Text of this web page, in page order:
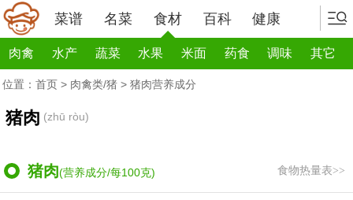
菜谱 名菜 食材 百科 健康
肉禽 水产 蔬菜 水果 米面 药食 调味 其它
位置： 首页 > 肉禽类/猪 > 猪肉营养成分
猪肉 (zhū ròu)
猪肉(营养成分/每100克) 食物热量表>>